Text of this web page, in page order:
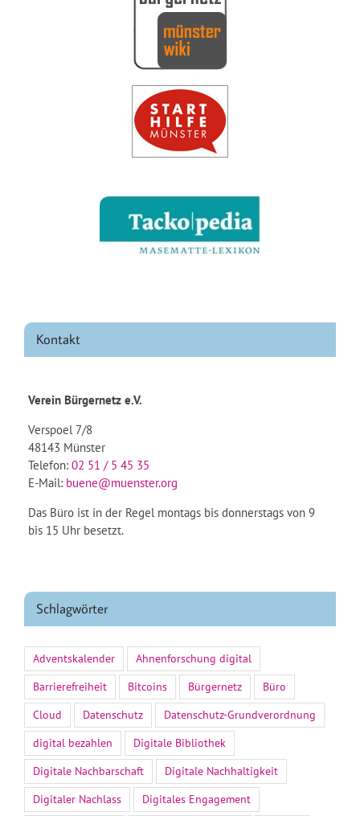
Kontakt
Verein Bürgernetz e.V.
Verspoel 7/8
48143 Münster
Telefon: 02 51 / 5 45 35
E-Mail: buene@muenster.org
Das Büro ist in der Regel montags bis donnerstags von 9
bis 15 Uhr besetzt.
Schlagwörter
Adventskalender
Ahnenforschung digital
Barrierefreiheit
Bitcoins Bürgernetz
Büro
Cloud
Datenschutz
Datenschutz-Grundverordnung
digital bezahlen
Digitale Bibliothek
Digitale Nachbarschaft
Digitale Nachhaltigkeit
Digitaler Nachlass
Digitales Engagement